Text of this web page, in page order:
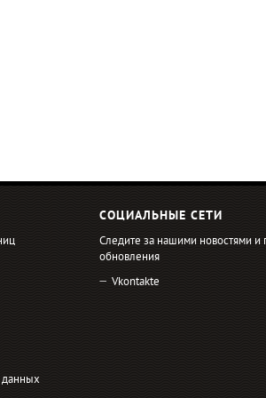
данных
СОЦИАЛЬНЫЕ СЕТИ
Следите за нашими новостями и
обновления
Vkontakte